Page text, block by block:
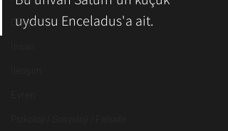
Dünya
uydusu Enceladus'a ait.